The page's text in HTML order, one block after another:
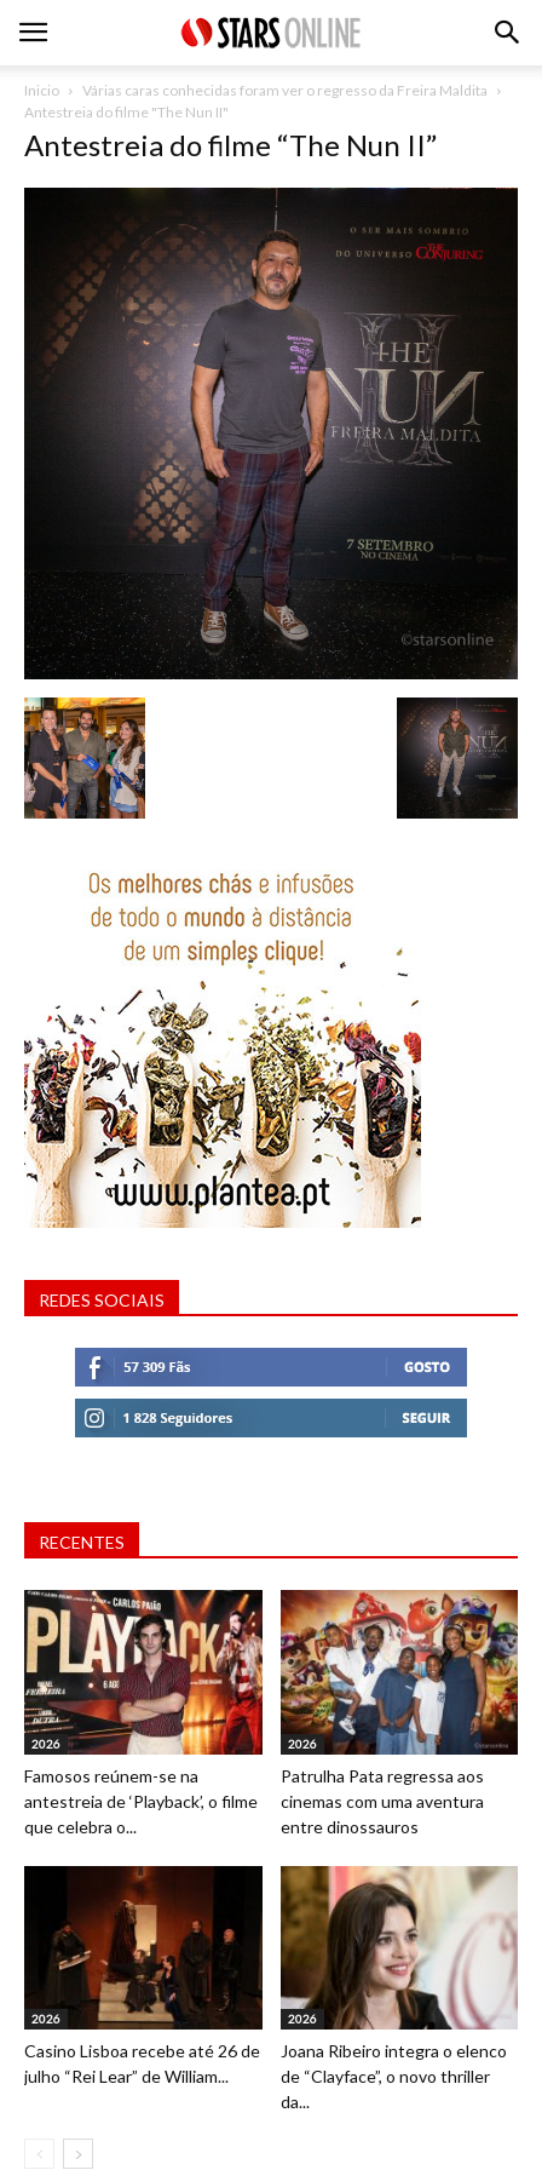
Inicio
Várias caras conhecidas foram ver o regresso da Freira Maldita
Antestreia do filme "The Nun II"
Antestreia do filme “The Nun II”
REDES SOCIAIS
RECENTES
2026
Famosos reúnem-se na
antestreia de ‘Playback’, o filme
que celebra o...
2026
Patrulha Pata regressa aos
cinemas com uma aventura
entre dinossauros
2026
Casino Lisboa recebe até 26 de
julho “Rei Lear” de William...
2026
Joana Ribeiro integra o elenco
de “Clayface”, o novo thriller
da...